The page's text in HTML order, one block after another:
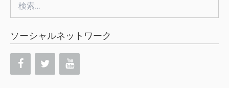
索:
ソーシャルネットワーク